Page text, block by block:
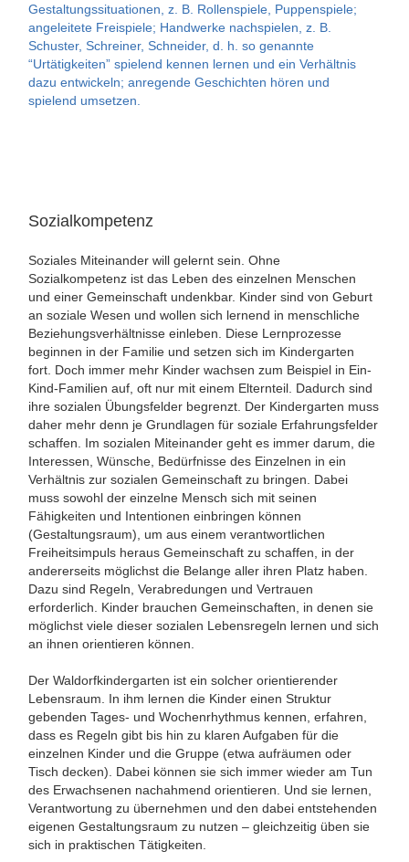
Gestaltungssituationen, z. B. Rollenspiele, Puppenspiele;
angeleitete Freispiele; Handwerke nachspielen, z. B.
Schuster, Schreiner, Schneider, d. h. so genannte
“Urtätigkeiten” spielend kennen lernen und ein Verhältnis
dazu entwickeln; anregende Geschichten hören und
spielend umsetzen.
Sozialkompetenz
Soziales Miteinander will gelernt sein. Ohne
Sozialkompetenz ist das Leben des einzelnen Menschen
und einer Gemeinschaft undenkbar. Kinder sind von Geburt
an soziale Wesen und wollen sich lernend in menschliche
Beziehungsverhältnisse einleben. Diese Lernprozesse
beginnen in der Familie und setzen sich im Kindergarten
fort. Doch immer mehr Kinder wachsen zum Beispiel in Ein-
Kind-Familien auf, oft nur mit einem Elternteil. Dadurch sind
ihre sozialen Übungsfelder begrenzt. Der Kindergarten muss
daher mehr denn je Grundlagen für soziale Erfahrungsfelder
schaffen. Im sozialen Miteinander geht es immer darum, die
Interessen, Wünsche, Bedürfnisse des Einzelnen in ein
Verhältnis zur sozialen Gemeinschaft zu bringen. Dabei
muss sowohl der einzelne Mensch sich mit seinen
Fähigkeiten und Intentionen einbringen können
(Gestaltungsraum), um aus einem verantwortlichen
Freiheitsimpuls heraus Gemeinschaft zu schaffen, in der
andererseits möglichst die Belange aller ihren Platz haben.
Dazu sind Regeln, Verabredungen und Vertrauen
erforderlich. Kinder brauchen Gemeinschaften, in denen sie
möglichst viele dieser sozialen Lebensregeln lernen und sich
an ihnen orientieren können.
Der Waldorfkindergarten ist ein solcher orientierender
Lebensraum. In ihm lernen die Kinder einen Struktur
gebenden Tages- und Wochenrhythmus kennen, erfahren,
dass es Regeln gibt bis hin zu klaren Aufgaben für die
einzelnen Kinder und die Gruppe (etwa aufräumen oder
Tisch decken). Dabei können sie sich immer wieder am Tun
des Erwachsenen nachahmend orientieren. Und sie lernen,
Verantwortung zu übernehmen und den dabei entstehenden
eigenen Gestaltungsraum zu nutzen – gleichzeitig üben sie
sich in praktischen Tätigkeiten.